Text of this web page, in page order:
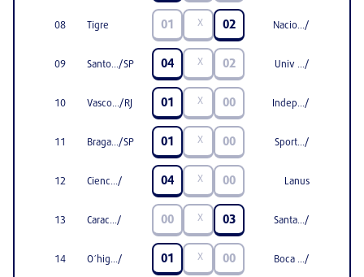
08 Tigre 01 X 02 Nacio.../
09 Santo.../SP 04 X 02 Univ .../
10 Vasco.../RJ 01 X 00 Indep.../
11 Braga.../SP 01 X 00 Sport.../
12 Cienc.../ 04 X 00 Lanus
13 Carac.../ 00 X 03 Santa.../
14 O´hig.../ 01 X 00 Boca .../